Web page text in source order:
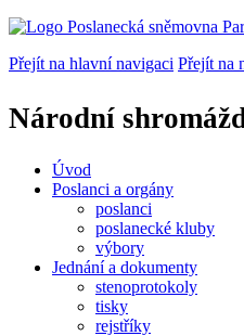
Přejít na hlavní navigaci Přejít na
Národní
Úvod
Poslanci a orgány
poslanci
poslanecké kluby
výbory
Jednání a dokumenty
stenoprotokoly
tisky
rejstříky